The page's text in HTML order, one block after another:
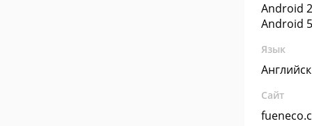
Android
Android
Язык
Сайт